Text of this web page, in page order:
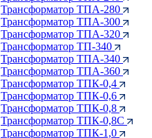
Трансформатор ТПА-280
Трансформатор ТПА-300
Трансформатор ТПА-320
Трансформатор ТП-340
Трансформатор ТПА-340
Трансформатор ТПА-360
Трансформатор ТПК-0,4
Трансформатор ТПК-0,6
Трансформатор ТПК-0,8
Трансформатор ТПК-0,8С
Трансформатор ТПК-1,0